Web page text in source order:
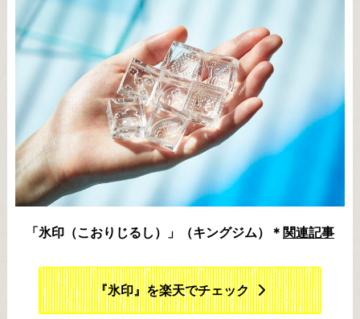
「氷印（こおりじるし）」（キングジム）＊ 関連記事
『氷印』を楽天でチェック